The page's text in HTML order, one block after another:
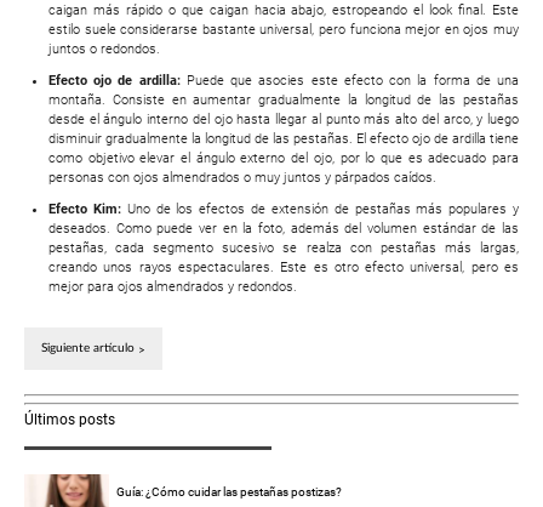
caigan más rápido o que caigan hacia abajo, estropeando el look final. Este
estilo suele considerarse bastante universal, pero funciona mejor en ojos muy
juntos o redondos.
Efecto ojo de ardilla:Puede que asocies este efecto con la forma de una
montaña. Consiste en aumentar gradualmente la longitud de las pestañas
desde el ángulo interno del ojo hasta llegar al punto más alto del arco, y luego
disminuir gradualmente la longitud de las pestañas. El efecto ojo de ardilla tiene
como objetivo elevar el ángulo externo del ojo, por lo que es adecuado para
personas con ojos almendrados o muy juntos y párpados caídos.
Efecto Kim:Uno de los efectos de extensión de pestañas más populares y
deseados. Como puede ver en la foto, además del volumen estándar de las
pestañas, cada segmento sucesivo se realza con pestañas más largas,
creando unos rayos espectaculares. Este es otro efecto universal, pero es
mejor para ojos almendrados y redondos.
Siguiente artículo
Últimos posts
Guía: ¿Cómo cuidar las pestañas postizas?